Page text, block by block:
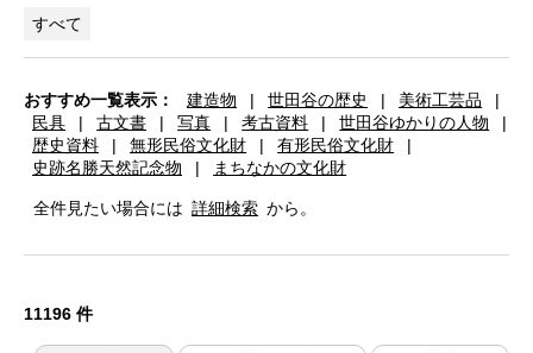
すべて
おすすめ一覧表示： 建造物 | 世田谷の歴史 | 美術工芸品
|
民具
| 古文書 | 写真 | 考古資料 | 世田谷ゆかりの人物
|
歴史資料
| 無形民俗文化財 | 有形民俗文化財
|
史跡名勝天然記念物
| まちなかの文化財
全件見たい場合には 詳細検索 から。
11196 件